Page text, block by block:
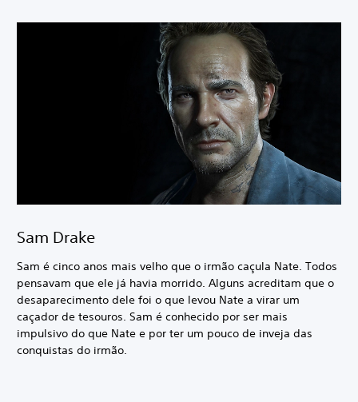
Sam Drake
Sam é cinco anos mais velho que o irmão caçula Nate. Todos
pensavam que ele já havia morrido. Alguns acreditam que o
desaparecimento dele foi o que levou Nate a virar um
caçador de tesouros. Sam é conhecido por ser mais
impulsivo do que Nate e por ter um pouco de inveja das
conquistas do irmão.